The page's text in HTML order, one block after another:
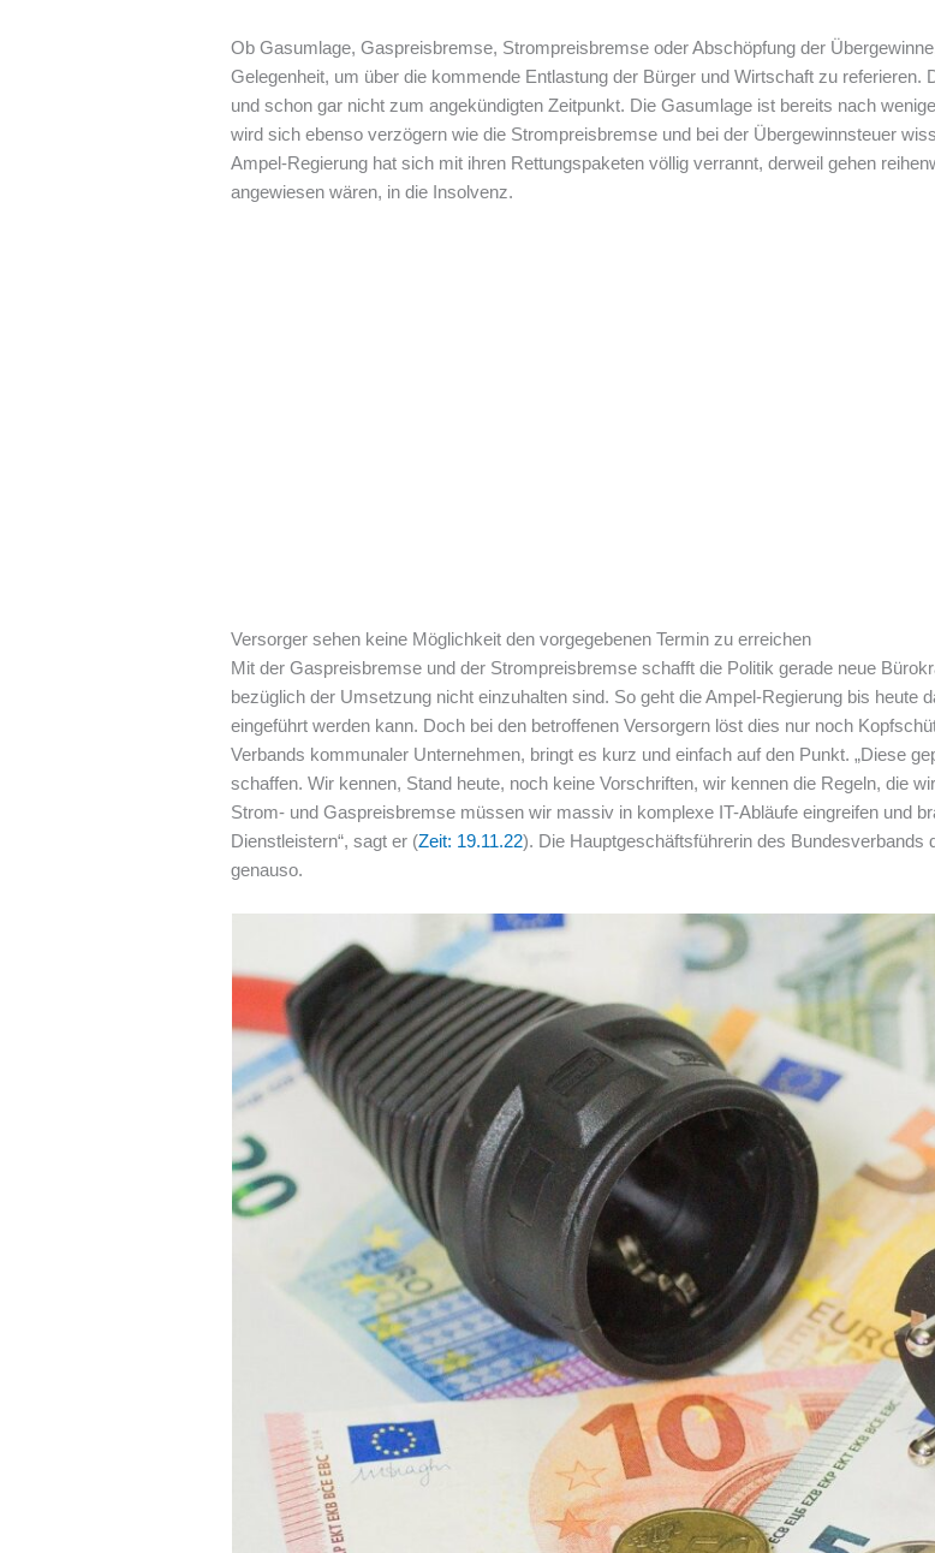
Ob Gasumlage, Gaspreisbremse, Strompreisbremse oder Abschöpfung der
Gelegenheit, um über die kommende Entlastung der Bürger und Wirtschaft zu
und schon gar nicht zum angekündigten Zeitpunkt. Die Gasumlage ist bereits nach
wird sich ebenso verzögern wie die Strompreisbremse und bei der Übergewinnsteuer
Ampel-Regierung hat sich mit ihren Rettungspaketen völlig verrannt, derweil gehen
angewiesen wären, in die Insolvenz.
Versorger sehen keine Möglichkeit den vorgegebenen Termin zu erreichen
Mit der Gaspreisbremse und der Strompreisbremse schafft die Politik gerade neue
bezüglich der Umsetzung nicht einzuhalten sind. So geht die Ampel-Regierung bis
eingeführt werden kann. Doch bei den betroffenen Versorgern löst dies nur noch
Verbands kommunaler Unternehmen, bringt es kurz und einfach auf den Punkt. „Diese
schaffen. Wir kennen, Stand heute, noch keine Vorschriften, wir kennen die Regeln, die
Strom- und Gaspreisbremse müssen wir massiv in komplexe IT-Abläufe eingreifen und
Dienstleistern“, sagt er (Zeit: 19.11.22). Die Hauptgeschäftsführerin des
genauso.